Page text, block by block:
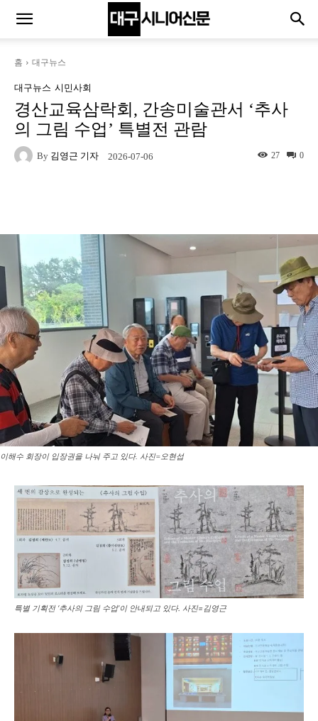
홈 대구뉴스
대구뉴스 시민사회
경산교육삼락회, 간송미술관서 ‘추사
의 그림 수업’ 특별전 관람
By 김영근 기자 2026-07-06 0
27
이해수 회장이 입장권을 나눠 주고 있다. 사진=오현섭
특별 기획전 ‘추사의 그림 수업’이 안내되고 있다. 사진=김영근